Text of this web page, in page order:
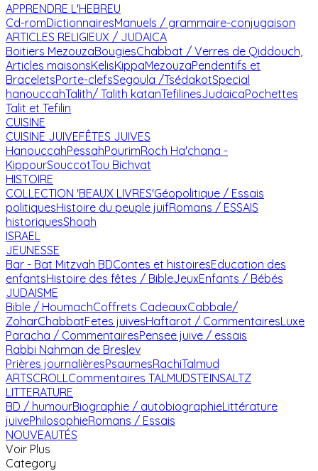
APPRENDRE L'HEBREU
Cd-romDictionnairesManuels / grammaire-conjugaison
ARTICLES RELIGIEUX / JUDAICA
Boitiers MezouzaBougiesChabbat / Verres de Qiddouch,
Articles maisonsKelisKippaMezouzaPendentifs et
BraceletsPorte-clefsSegoula /TsédakotSpecial
hanouccahTalith/ Talith katanTefilinesJudaicaPochettes
Talit et Tefilin
CUISINE
CUISINE JUIVEFÊTES JUIVES
HanouccahPessahPourimRoch Ha'chana -
KippourSouccotTou Bichvat
HISTOIRE
COLLECTION 'BEAUX LIVRES'Géopolitique / Essais
politiquesHistoire du peuple juifRomans / ESSAIS
historiquesShoah
ISRAEL
JEUNESSE
Bar - Bat Mitzvah BDContes et histoiresEducation des
enfantsHistoire des fêtes / BibleJeuxEnfants / Bébés
JUDAISME
Bible / HoumachCoffrets CadeauxCabbale/
ZoharChabbatFetes juivesHaftarot / CommentairesLuxe
Paracha / CommentairesPensee juive / essais
Rabbi Nahman de Breslev
Prières journalièresPsaumesRachiTalmud
ARTSCROLL Commentaires TALMUDSTEINSALTZ
LITTERATURE
BD / humourBiographie / autobiographieLittérature
juivePhilosophieRomans / Essais
NOUVEAUTÉS
Voir Plus
Category